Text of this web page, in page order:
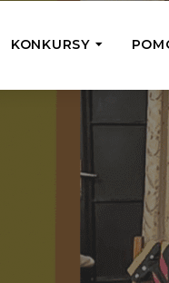
KONKURSY
Wyjedź z Nami
Odwiedź jedno z
działamy
Przybij 5 w 7
Wyjedź do Grecji
Żakowskim z